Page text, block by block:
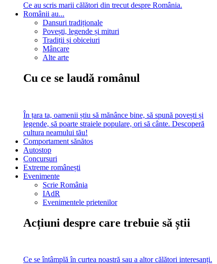
Ce au scris marii călători din trecut despre România.
Românii au...
Dansuri tradiționale
Povești, legende și mituri
Tradiții și obiceiuri
Mâncare
Alte arte
Cu ce se laudă românul
În țara ta, oamenii știu să mănânce bine, să spună povești și
legende, să poarte straiele populare, ori să cânte. Descoperă
cultura neamului tău!
Comportament sănătos
Autostop
Concursuri
Extreme românești
Evenimente
Scrie România
IAdR
Evenimentele prietenilor
Acțiuni despre care trebuie să știi
Ce se întâmplă în curtea noastră sau a altor călători interesanți.